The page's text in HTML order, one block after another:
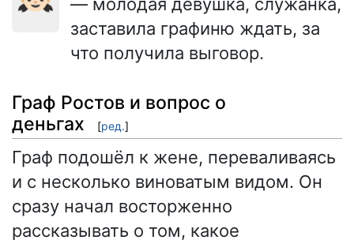
— молодая девушка, служанка,
заставила графиню ждать, за
что получила выговор.
Граф Ростов и вопрос о
деньгах
[ред.]
Граф подошёл к жене, переваливаясь
и с несколько виноватым видом. Он
сразу начал восторженно
рассказывать о том, какое